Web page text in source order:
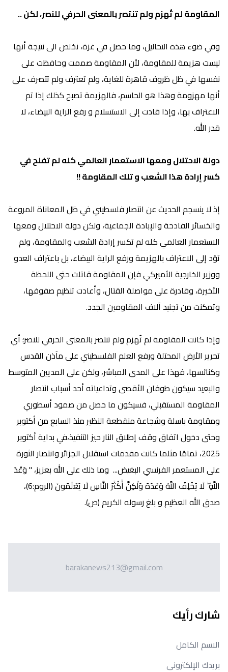
المقاومة لم تُهزم ولم تنتصر بالمعنى الحرفي للنصر، لكن ..
وفي ضوء هذه التحاليل، وما حصل في غزة، نخلص الى نتيجة أنها
ليست هزيمة للمقاومة، لأن المقاومة صممت وحافظت على
نفسها في ظل ظروف قاهرة للغاية، ولم تعترف ولم تتصرف على
أنها مهزومة وهذا هو الحاسم، فالهزيمة تصبح كذلك إذا تم
الاعتراف بها، وإذا قادت إلى الاستسلام و رفع الراية البيضاء، لا
قدر الله.
دولة الاحتلال ومعها الاستعمار العالمي كله لم تفلح في
كسر إرادة هذا الشعب و تلك المقاومة !!
إذ لا ينسجم الحديث عن انتصار فلسطيني في ظل المعاناة المروعة
والخسائر الفادحة والإبادة الجماعية، ولكن دولة الاحتلال ومعها
الاستعمار العالمي كله لم تكسر إرادة الشعب والمقاومة، ولم
تؤد إلى الاعتراف بالهزيمة ورفع الراية البيضاء، بل باعتراف العدو
ووزير الخارجية الأميركي فإن المقاومة قاتلت حتى اللحظة
الأخيرة، وقادرة على مواصلة القتال، وأعادت تنظيم صفوفها،
وتمكنت من تجنيد آلاف المقاومين الجدد.
وإذا كانت المقاومة لم تُهزم ولم تنتصر بالمعنى الحرفي للنصر؛ أي
تحرير الأرض المحتلة ورفع العلم الفلسطيني على مآذن القدس
وكنائسها، فهذا على المدى المباشر، ولكن على المديين المتوسط
والبعيد سيكون طوفان الأقصى وتداعياته أحد أسباب انتصار
المقاومة المستقبلي، فسيكون ما حصل من صمود أسطوري
ومقاومة باسلة وشجاعة منقطعة النظير منذ السابع من أكتوبر
وحتى دخول اتفاق وقف إطلاق النار حيز التنفيذ،في بداية أكتوبر
2025، تمامًا مثلما كانت مقدمات استقلال الجزائر وانتصار الثورة
على المستعمر الفرنسي البغيض... وما ذلك على الله بعزيز، "وَعْدَ
اللَّهِ ۖ لَا يُخْلِفُ اللَّهُ وَعْدَهُ وَلَٰكِنَّ أَكْثَرَ النَّاسِ لَا يَعْلَمُونَ (الروم:6)،
صدق الله العظيم و بلغ رسوله الكريم (ص).
barakanews213@gmail.com
شارك رأيك